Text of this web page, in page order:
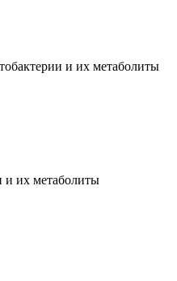
и их метаболиты
и их метаболиты